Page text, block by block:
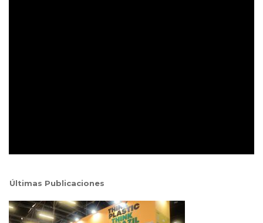
Últimas Publicaciones